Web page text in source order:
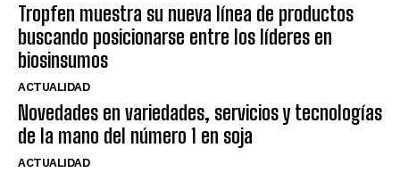
Tropfen muestra su nueva línea de productos
buscando posicionarse entre los líderes en
biosinsumos
ACTUALIDAD
Novedades en variedades, servicios y tecnologías
de la mano del número 1 en soja
ACTUALIDAD